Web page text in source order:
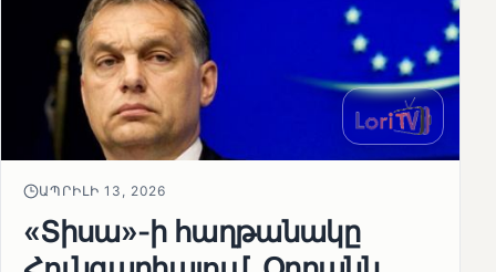
ԱՊՐԻԼԻ 13, 2026
«Տիսա»-ի հաղթանակը